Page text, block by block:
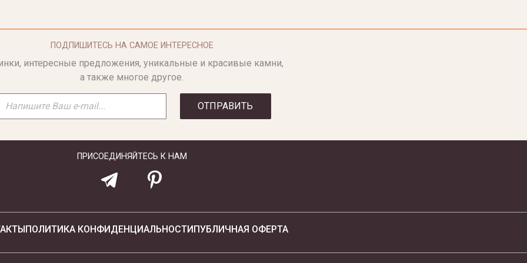
ПОДПИШИТЕСЬ НА САМОЕ ИНТЕРЕСНОЕ
интересные предложения, уникальные и красивые камни,
а также многое другое.
ОТПРАВИТЬ
ПРИСОЕДИНЯЙТЕСЬ К НАМ
ПОЛИТИКА КОНФИДЕНЦИАЛЬНОСТИПУБЛИЧНАЯ ОФЕРТА